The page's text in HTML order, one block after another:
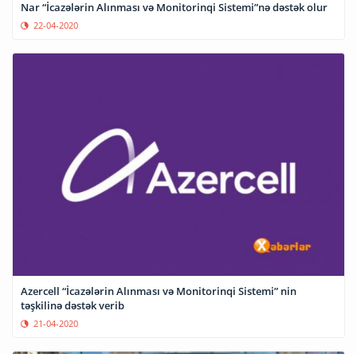
Nar “İcazələrin Alınması və Monitorinqi Sistemi”nə dəstək olur
22-04-2020
Azercell “İcazələrin Alınması və Monitorinqi Sistemi” nin
təşkilinə dəstək verib
21-04-2020